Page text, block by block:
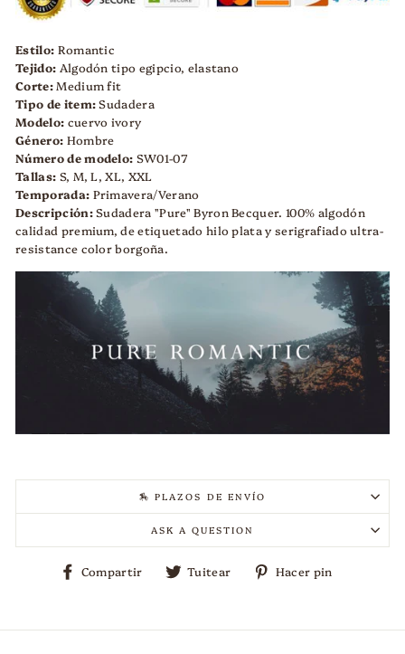
Estilo: Romantic
Tejido: Algodón tipo egipcio, elastano
Corte:Medium fit
Tipo de item:Sudadera
Modelo: cuervo ivory
Género: Hombre
Número de modelo: SW01-07
Tallas: S, M, L, XL, XXL
Temporada: Primavera/Verano
Descripción:Sudadera "Pure" Byron Becquer. 100% algodón
calidad premium, de etiquetado hilo platay serigrafiado ultra-
resistance color borgoña.
🏇 PLAZOS DE ENVÍO
ASK A QUESTION
Compartir
Compartir
Tuitear
TuitearHacer pin